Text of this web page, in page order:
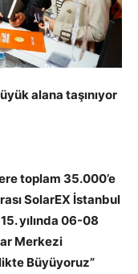
alana taşınıyor
toplam 35.000’e
SolarEX İstanbul
yılında 06-08
Merkezi
Büyüyoruz”